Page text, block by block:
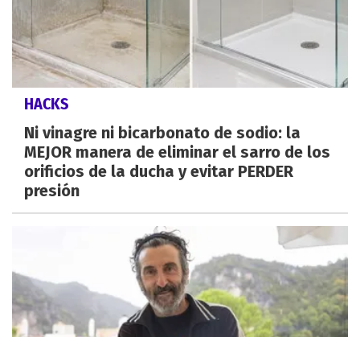
HACKS
Ni vinagre ni bicarbonato de sodio: la
MEJOR manera de eliminar el sarro de los
orificios de la ducha y evitar PERDER
presión